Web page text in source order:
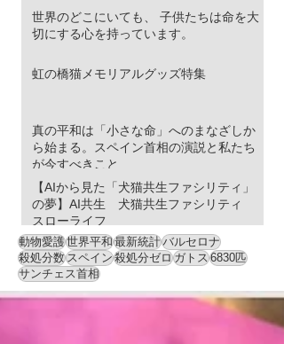
世界のどこにいても、 子供たちは命を大
切にする心を持っています。
虹の橋猫メモリアルグッズ特集
真の平和は「小さな命」へのまなざしか
ら始まる。スペイン首相の演説と私たち
が今すべきこと
【AIから見た「犬猫共生ファシリティ」
の夢】AI共生 犬猫共生ファシリティ
スローライフ
動物愛護世界平和最新統計バルセロナ
殺処分数スペイン殺処分ゼロガトス6830匹
サンチェス首相